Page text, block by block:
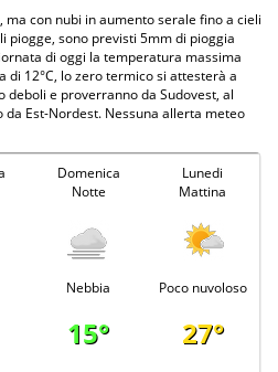
con nubi in aumento serale fino a cieli
piogge, sono previsti 5mm di pioggia
di oggi la temperatura massima
di 12°C, lo zero termico si attesterà a
e proverranno da Sudovest, al
Est-Nordest. Nessuna allerta meteo
Domenica
Notte
Lunedi
Mattina
Nebbia Poco nuvoloso
15° 27°